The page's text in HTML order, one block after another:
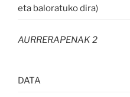
eta baloratuko dira)
AURRERAPENAK 2
DATA